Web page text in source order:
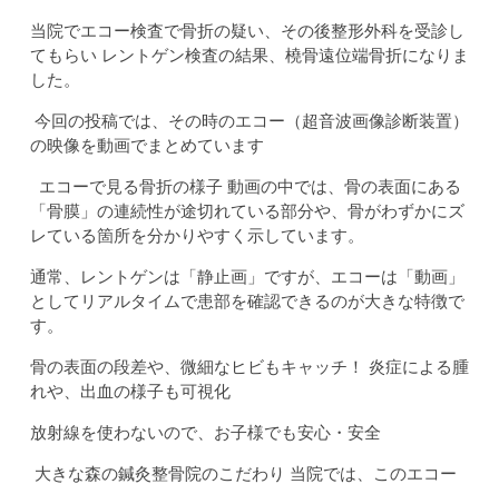
当院でエコー検査で骨折の疑い、その後整形外科を受診し
てもらい レントゲン検査の結果、橈骨遠位端骨折になりま
した。
今回の投稿では、その時のエコー（超音波画像診断装置）
の映像を動画でまとめています
エコーで見る骨折の様子 動画の中では、骨の表面にある
「骨膜」の連続性が途切れている部分や、骨がわずかにズ
レている箇所を分かりやすく示しています。
通常、レントゲンは「静止画」ですが、エコーは「動画」
としてリアルタイムで患部を確認できるのが大きな特徴で
す。
骨の表面の段差や、微細なヒビもキャッチ！ 炎症による腫
れや、出血の様子も可視化
放射線を使わないので、お子様でも安心・安全
大きな森の鍼灸整骨院のこだわり 当院では、このエコー